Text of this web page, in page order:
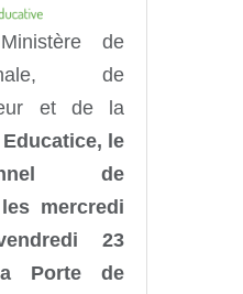
de
de
et de la
le
de
mercredi
23
Porte de